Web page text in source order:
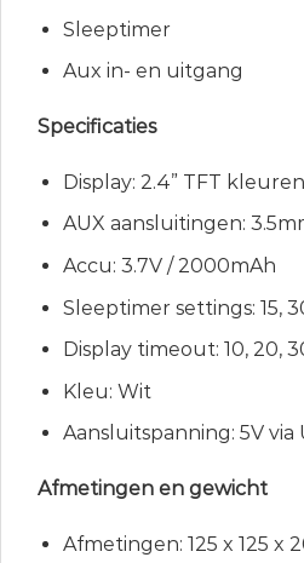
Sleeptimer
Aux in- en uitgang
Specificaties
Display: 2.4” TFT
AUX aansluitingen:
Accu: 3.7V / 2000mAh
Sleeptimer settings: 15,
Display timeout: 10, 20,
Kleu: Wit
Aansluitspanning: 5V
Afmetingen en gewicht
Afmetingen: 125 x 125 x